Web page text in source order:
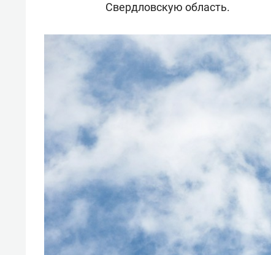
Свердловскую область.